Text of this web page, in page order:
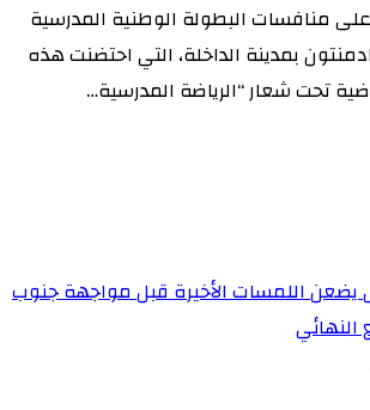
منافسات البطولة الوطنية المدرسية
بمدينة الداخلة، التي احتضنت هذه
تحت شعار “الرياضة المدرسية…
يضعن اللمسات الأخيرة قبل مواجهة جنوب
النهائي